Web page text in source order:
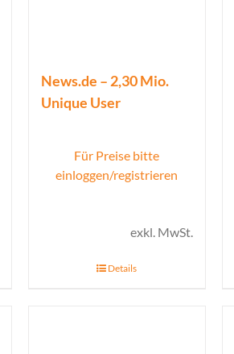
News.de – 2,30 Mio.
Unique User
Für Preise bitte
einloggen/registrieren
exkl. MwSt.
Details